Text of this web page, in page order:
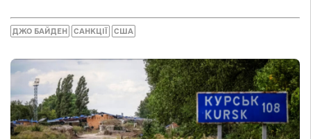
ДЖО БАЙДЕН САНКЦІЇ США